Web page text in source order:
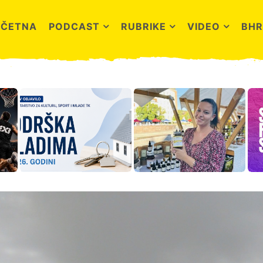
PODCAST RUBRIKE VIDEO